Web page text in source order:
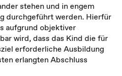
stehen und in engem
durchgeführt werden. Hierfür
aufgrund objektiver
wird, dass das Kind die für
erforderliche Ausbildung
erlangten Abschluss